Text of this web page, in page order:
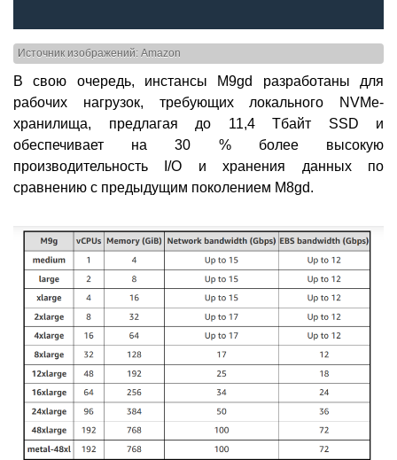
Источник изображений: Amazon
В свою очередь, инстансы M9gd разработаны для
рабочих нагрузок, требующих локального NVMe-
хранилища, предлагая до 11,4 Тбайт SSD и
обеспечивает на 30 % более высокую
производительность I/O и хранения данных по
сравнению с предыдущим поколением M8gd.